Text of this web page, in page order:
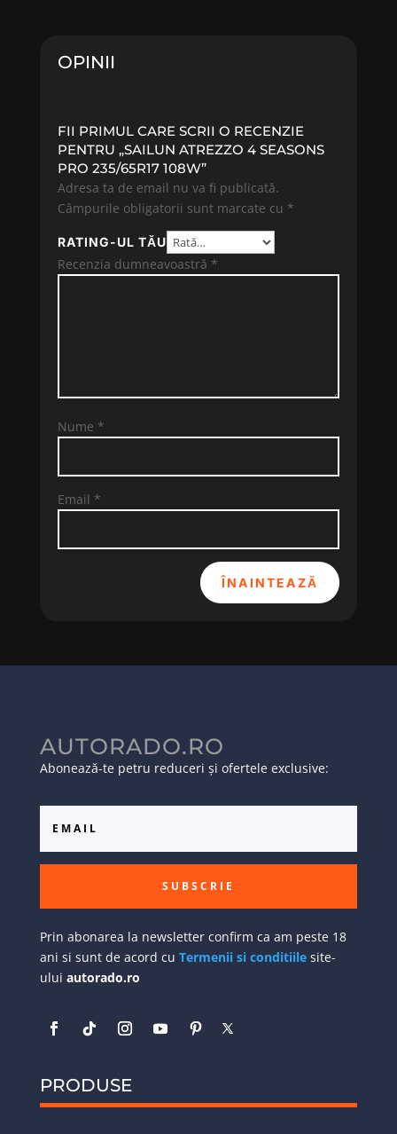
OPINII
FII PRIMUL CARE SCRII O RECENZIE
PENTRU „SAILUN ATREZZO 4 SEASONS
PRO 235/65R17 108W”
Adresa ta de email nu va fi publicată.
Câmpurile obligatorii sunt marcate cu *
RATING-UL TĂU
Recenzia dumneavoastră *
Nume *
Email *
ÎNAINTEAZĂ
AUTORADO.RO
Abonează-te petru reduceri și ofertele exclusive:
SUBSCRIE
Prin abonarea la newsletter confirm ca am peste 18
ani si sunt de acord cu Termenii si conditiilesite-
ului autorado.ro
PRODUSE